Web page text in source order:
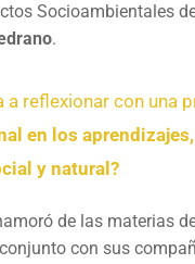
Socioambientales
.
a reflexionar con una
en los
y natural?
de las materias
con sus